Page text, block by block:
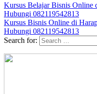
Kursus Belajar Bisnis Online
Hubungi 082119542813
Kursus Bisnis Online di
Hubungi 082119542813
Search for: